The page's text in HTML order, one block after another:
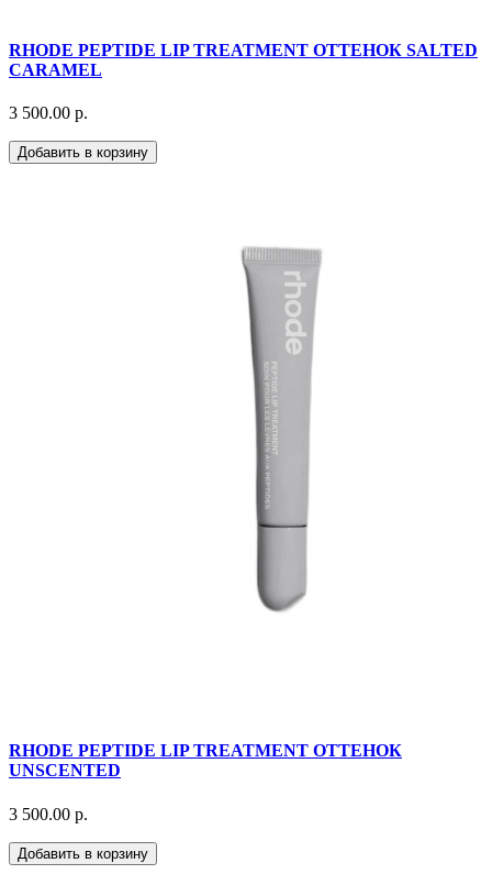
RHODE PEPTIDE LIP TREATMENT ОТТЕНОК SALTED
CARAMEL
3 500.00 р.
Добавить в корзину
RHODE PEPTIDE LIP TREATMENT ОТТЕНОК
UNSCENTED
3 500.00 р.
Добавить в корзину